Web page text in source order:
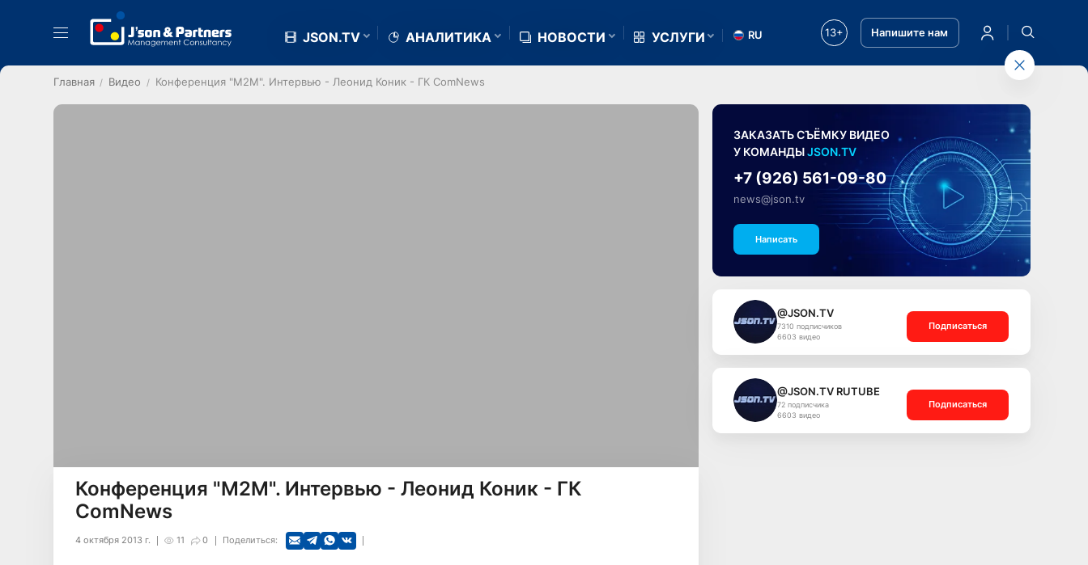
JSON.TV АНАЛИТИКА НОВОСТИ УСЛУГИ RU 13+ Напишите нам
Главная Видео Конференция "М2М". Интервью - Леонид Коник - ГК ComNews
Конференция "М2М". Интервью - Леонид Коник - ГК
ComNews
11 0
4 октября 2013 г. Поделиться:
ЗАКАЗАТЬ СЪЁМКУ ВИДЕО
У КОМАНДЫJSON.TV
+7 (926) 561-09-80
news@json.tv
Написать
@JSON.TV
7310 подписчиков
6603 видео
Подписаться
@JSON.TV RUTUBE
72 подписчика
6603 видео
Подписаться